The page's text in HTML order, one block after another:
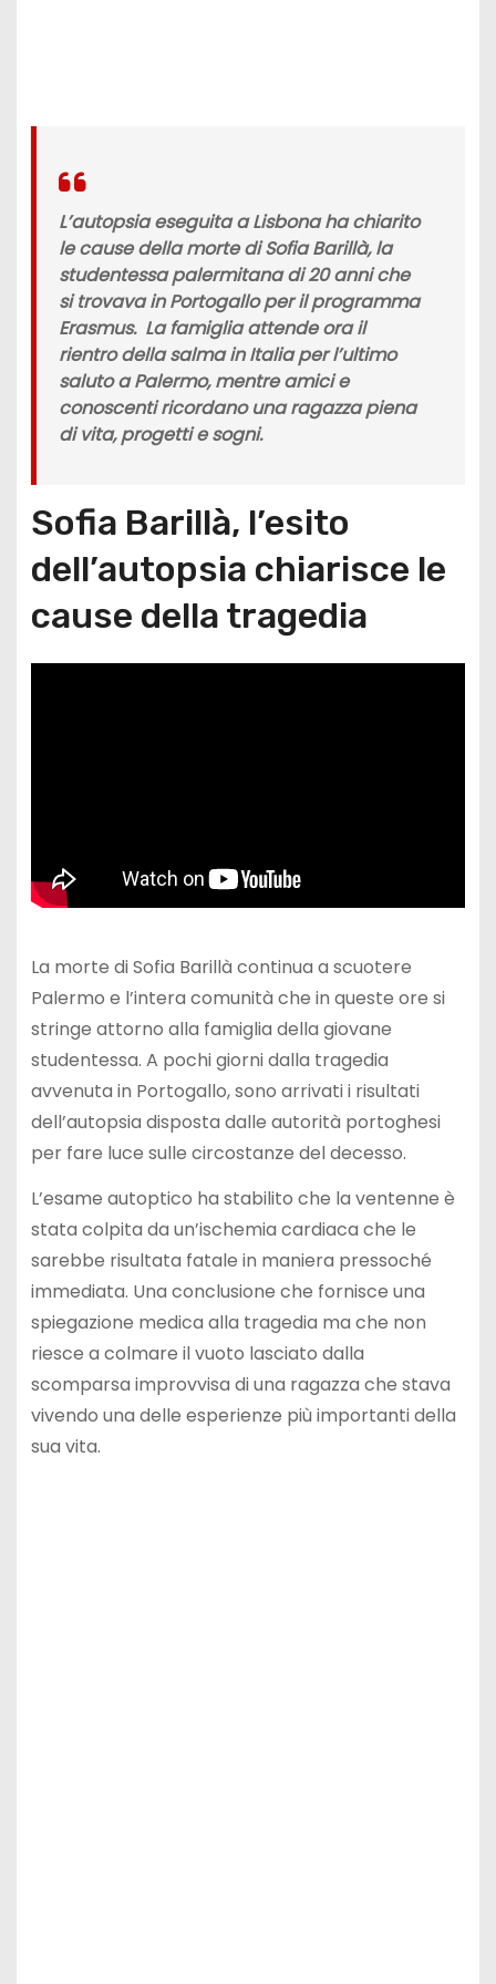
L’autopsia eseguita a Lisbona ha chiarito
le cause della morte di Sofia Barillà, la
studentessa palermitana di 20 anni che
si trovava in Portogallo per il programma
Erasmus. La famiglia attende ora il
rientro della salma in Italia per l’ultimo
saluto a Palermo, mentre amici e
conoscenti ricordano una ragazza piena
di vita, progetti e sogni.
Sofia Barillà, l’esito
dell’autopsia chiarisce le
cause della tragedia
La morte di Sofia Barillà continua a scuotere
Palermo e l’intera comunità che in queste ore si
stringe attorno alla famiglia della giovane
studentessa. A pochi giorni dalla tragedia
avvenuta in Portogallo, sono arrivati i risultati
dell’autopsia disposta dalle autorità portoghesi
per fare luce sulle circostanze del decesso.
L’esame autoptico ha stabilito che la ventenne è
stata colpita da un’ischemia cardiaca che le
sarebbe risultata fatale in maniera pressoché
immediata. Una conclusione che fornisce una
spiegazione medica alla tragedia ma che non
riesce a colmare il vuoto lasciato dalla
scomparsa improvvisa di una ragazza che stava
vivendo una delle esperienze più importanti della
sua vita.